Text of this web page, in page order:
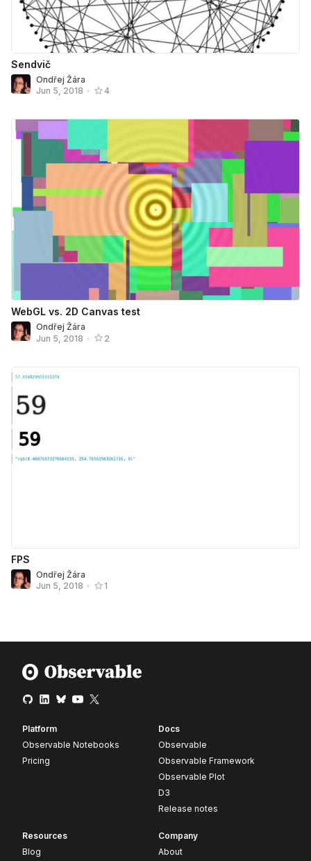
Sendvič
Ondřej Žára
Jun 5, 2018 • 4
WebGL vs. 2D Canvas test
Ondřej Žára
Jun 5, 2018 • 2
FPS
Ondřej Žára
Jun 5, 2018 • 1
Platform
Observable Notebooks
Pricing
Docs
Observable
Observable Framework
Observable Plot
D3
Release notes
Resources
Blog
Company
About